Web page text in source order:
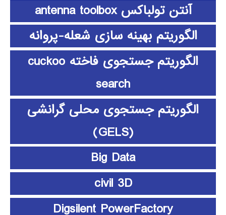
آنتن تولباکس antenna toolbox
الگوریتم بهینه سازی شعله-پروانه
الگوریتم جستجوی فاخته cuckoo
search
الگوریتم جستجوی محلی گرانشی
(GELS)
Big Data
civil 3D
Digsilent PowerFactory